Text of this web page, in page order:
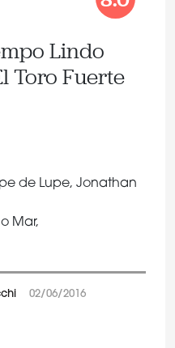
Lindo
Toro Fuerte
de Lupe, Jonathan
Mar,
02/06/2016